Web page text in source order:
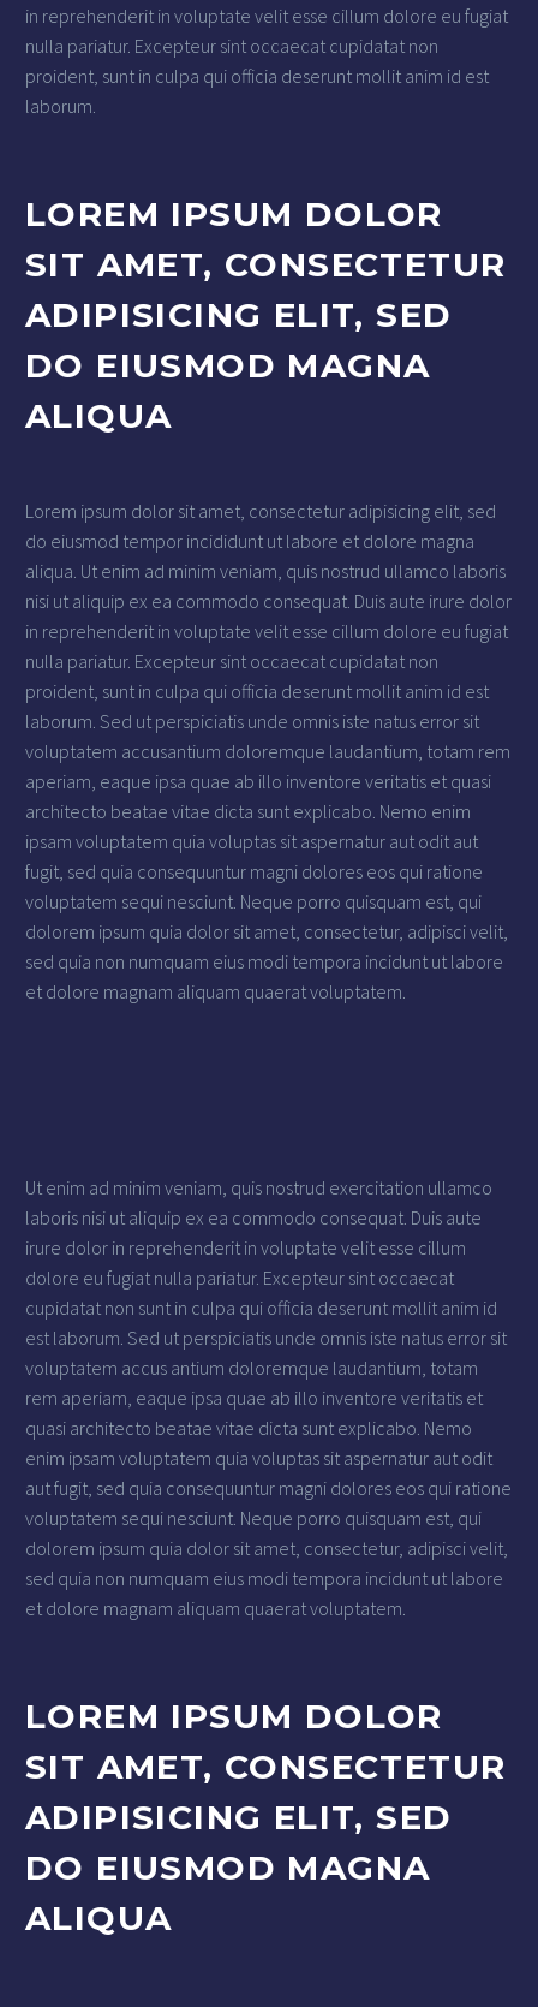
in reprehenderit in voluptate velit esse cillum dolore eu fugiat
nulla pariatur. Excepteur sint occaecat cupidatat non
proident, sunt in culpa qui officia deserunt mollit anim id est
laborum.
LOREM IPSUM DOLOR
SIT AMET, CONSECTETUR
ADIPISICING ELIT, SED
DO EIUSMOD MAGNA
ALIQUA
Lorem ipsum dolor sit amet, consectetur adipisicing elit, sed
do eiusmod tempor incididunt ut labore et dolore magna
aliqua. Ut enim ad minim veniam, quis nostrud ullamco laboris
nisi ut aliquip ex ea commodo consequat. Duis aute irure dolor
in reprehenderit in voluptate velit esse cillum dolore eu fugiat
nulla pariatur. Excepteur sint occaecat cupidatat non
proident, sunt in culpa qui officia deserunt mollit anim id est
laborum. Sed ut perspiciatis unde omnis iste natus error sit
voluptatem accusantium doloremque laudantium, totam rem
aperiam, eaque ipsa quae ab illo inventore veritatis et quasi
architecto beatae vitae dicta sunt explicabo. Nemo enim
ipsam voluptatem quia voluptas sit aspernatur aut odit aut
fugit, sed quia consequuntur magni dolores eos qui ratione
voluptatem sequi nesciunt. Neque porro quisquam est, qui
dolorem ipsum quia dolor sit amet, consectetur, adipisci velit,
sed quia non numquam eius modi tempora incidunt ut labore
et dolore magnam aliquam quaerat voluptatem.
Ut enim ad minim veniam, quis nostrud exercitation ullamco
laboris nisi ut aliquip ex ea commodo consequat. Duis aute
irure dolor in reprehenderit in voluptate velit esse cillum
dolore eu fugiat nulla pariatur. Excepteur sint occaecat
cupidatat non sunt in culpa qui officia deserunt mollit anim id
est laborum. Sed ut perspiciatis unde omnis iste natus error sit
voluptatem accus antium doloremque laudantium, totam
rem aperiam, eaque ipsa quae ab illo inventore veritatis et
quasi architecto beatae vitae dicta sunt explicabo. Nemo
enim ipsam voluptatem quia voluptas sit aspernatur aut odit
aut fugit, sed quia consequuntur magni dolores eos qui ratione
voluptatem sequi nesciunt. Neque porro quisquam est, qui
dolorem ipsum quia dolor sit amet, consectetur, adipisci velit,
sed quia non numquam eius modi tempora incidunt ut labore
et dolore magnam aliquam quaerat voluptatem.
LOREM IPSUM DOLOR
SIT AMET, CONSECTETUR
ADIPISICING ELIT, SED
DO EIUSMOD MAGNA
ALIQUA